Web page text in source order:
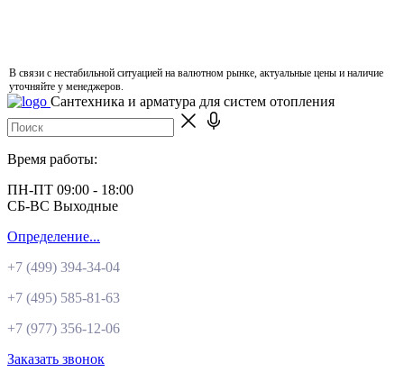
В связи с нестабильной ситуацией на валютном рынке, актуальные цены и наличие
уточняйте у менеджеров.
Сантехника и арматура для систем отопления
Время работы:
ПН-ПТ 09:00 - 18:00
СБ-ВС Выходные
Определение...
+7 (499) 394-34-04
+7 (495) 585-81-63
+7 (977) 356-12-06
Заказать звонок